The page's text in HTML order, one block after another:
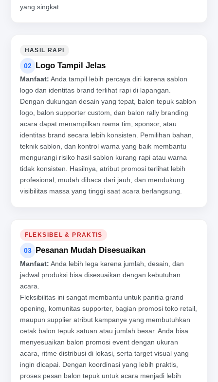
yang singkat.
HASIL RAPI
02 Logo Tampil Jelas
Manfaat: Anda tampil lebih percaya diri karena sablon
logo dan identitas brand terlihat rapi di lapangan.
Dengan dukungan desain yang tepat, balon tepuk sablon
logo, balon supporter custom, dan balon rally branding
acara dapat menampilkan nama tim, sponsor, atau
identitas brand secara lebih konsisten. Pemilihan bahan,
teknik sablon, dan kontrol warna yang baik membantu
mengurangi risiko hasil sablon kurang rapi atau warna
tidak konsisten. Hasilnya, atribut promosi terlihat lebih
profesional, mudah dibaca dari jauh, dan mendukung
visibilitas massa yang tinggi saat acara berlangsung.
FLEKSIBEL & PRAKTIS
03 Pesanan Mudah Disesuaikan
Manfaat: Anda lebih lega karena jumlah, desain, dan
jadwal produksi bisa disesuaikan dengan kebutuhan
acara.
Fleksibilitas ini sangat membantu untuk panitia grand
opening, komunitas supporter, bagian promosi toko retail,
maupun supplier atribut kampanye yang membutuhkan
cetak balon tepuk satuan atau jumlah besar. Anda bisa
menyesuaikan balon promosi event dengan ukuran
acara, ritme distribusi di lokasi, serta target visual yang
ingin dicapai. Dengan koordinasi yang lebih praktis,
proses pesan balon tepuk untuk acara menjadi lebih